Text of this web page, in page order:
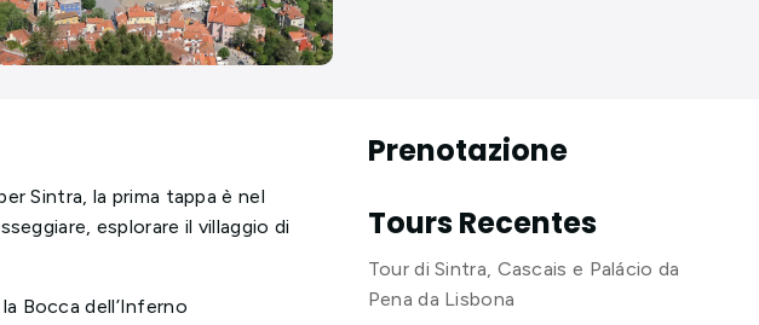
Sintra, la prima tappa è nel
esplorare il villaggio di
Bocca dell’Inferno
Prenotazione
Tours Recentes
Tour di Sintra, Cascais e Palácio da
Pena da Lisbona